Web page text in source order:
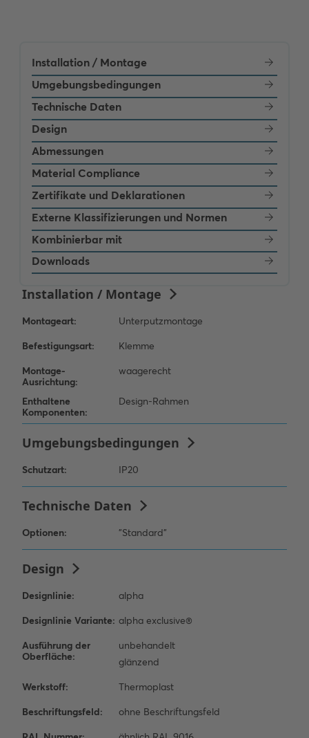
Installation / Montage
Umgebungsbedingungen
Technische Daten
Design
Abmessungen
Material Compliance
Zertifikate und Deklarationen
Externe Klassifizierungen und Normen
Kombinierbar mit
Downloads